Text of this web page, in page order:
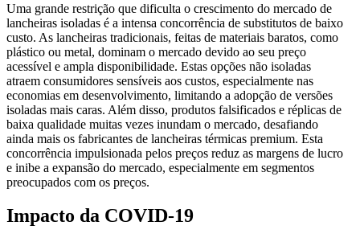
Uma grande restrição que dificulta o crescimento do mercado de
lancheiras isoladas é a intensa concorrência de substitutos de baixo
custo. As lancheiras tradicionais, feitas de materiais baratos, como
plástico ou metal, dominam o mercado devido ao seu preço
acessível e ampla disponibilidade. Estas opções não isoladas
atraem consumidores sensíveis aos custos, especialmente nas
economias em desenvolvimento, limitando a adopção de versões
isoladas mais caras. Além disso, produtos falsificados e réplicas de
baixa qualidade muitas vezes inundam o mercado, desafiando
ainda mais os fabricantes de lancheiras térmicas premium. Esta
concorrência impulsionada pelos preços reduz as margens de lucro
e inibe a expansão do mercado, especialmente em segmentos
preocupados com os preços.
Impacto da COVID-19